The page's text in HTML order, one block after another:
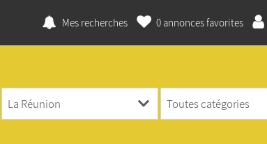
Mes recherches 0annonces favorites